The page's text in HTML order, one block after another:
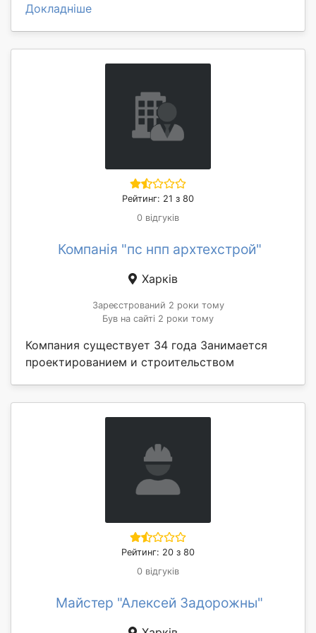
Докладніше
Рейтинг: 21 з 80
0 відгуків
Компанія "пс нпп архтехстрой"
Харків
Зареєстрований 2 роки тому
Був на сайті 2 роки тому
Компания существует 34 года Занимается
проектированием и строительством
Рейтинг: 20 з 80
0 відгуків
Майстер "Алексей Задорожны"